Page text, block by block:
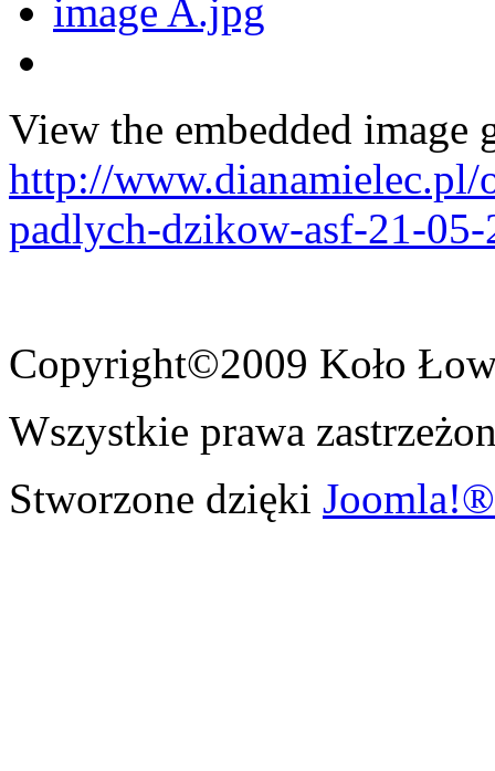
View the embedded image
http://www.dianamielec.pl/
padlych-dzikow-asf-21-
Copyright©2009 Koło
Wszystkie prawa
Stworzone dzięki Joomla!®